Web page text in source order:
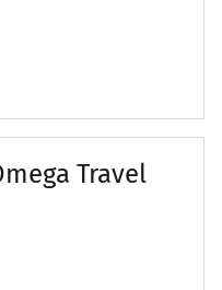
Travel